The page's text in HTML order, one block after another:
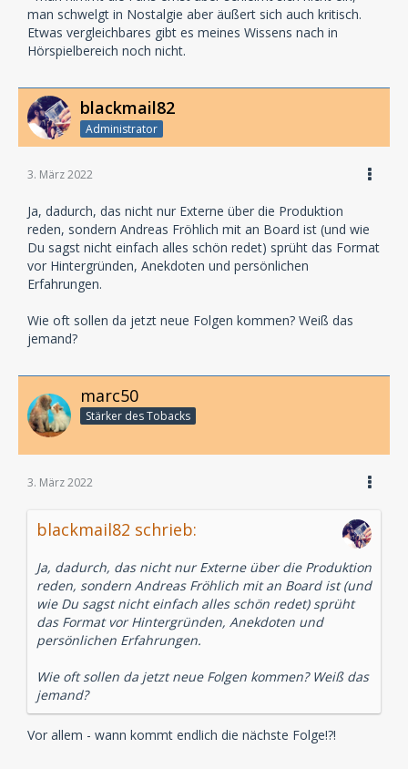
man schwelgt in Nostalgie aber äußert sich auch kritisch.
Etwas vergleichbares gibt es meines Wissens nach in
Hörspielbereich noch nicht.
blackmail82
Administrator
3. März 2022
Ja, dadurch, das nicht nur Externe über die Produktion
reden, sondern Andreas Fröhlich mit an Board ist (und wie
Du sagst nicht einfach alles schön redet) sprüht das Format
vor Hintergründen, Anekdoten und persönlichen
Erfahrungen.
Wie oft sollen da jetzt neue Folgen kommen? Weiß das
jemand?
marc50
Stärker des Tobacks
3. März 2022
blackmail82 schrieb:
Ja, dadurch, das nicht nur Externe über die Produktion
reden, sondern Andreas Fröhlich mit an Board ist (und
wie Du sagst nicht einfach alles schön redet) sprüht
das Format vor Hintergründen, Anekdoten und
persönlichen Erfahrungen.
Wie oft sollen da jetzt neue Folgen kommen? Weiß das
jemand?
Vor allem - wann kommt endlich die nächste Folge!?!